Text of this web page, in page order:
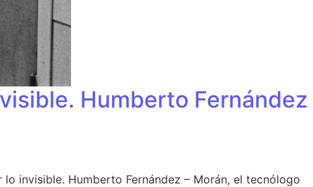
Humberto Fernández
invisible. Humberto Fernández – Morán, el tecnólogo